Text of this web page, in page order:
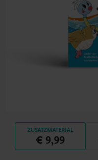
ZUSATZMATERIAL
€ 9,99